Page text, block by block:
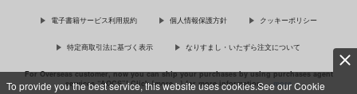
To provide you the best service, this website uses cookies.See our Cookie
電子書籍サービス利用規約 個人情報保護方針 クッキーポリシー
特定商取引法に基づく表示 なりすまし・いたずら注文について
For Overseas customer, now you can ship your purchases by using purchases agent
services “AOCS”! Click {more…} for more information …more